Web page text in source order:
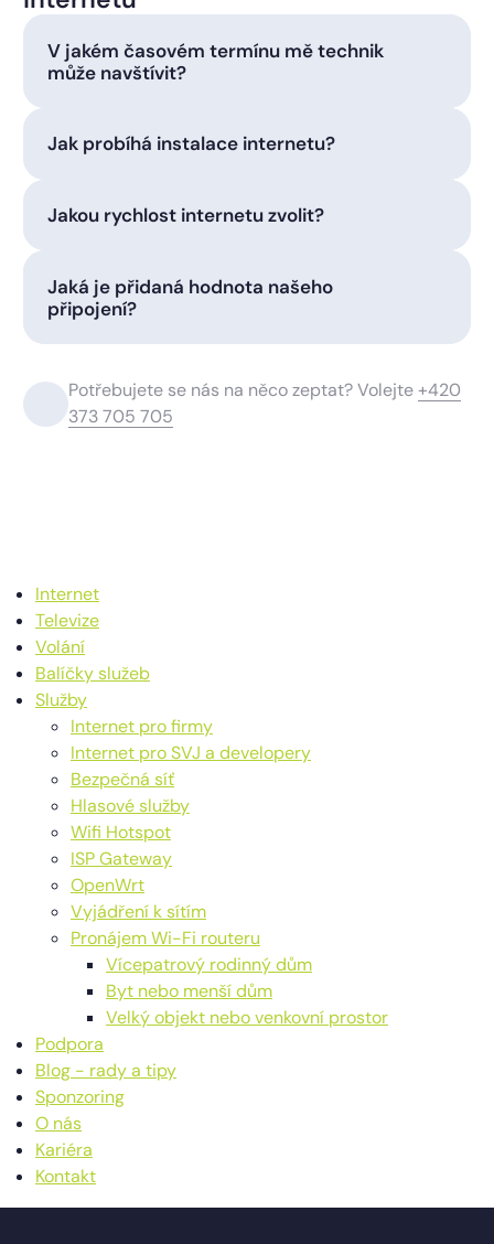
V jakém časovém termínu mě technik
může navštívit?
Jak probíhá instalace internetu?
Jakou rychlost internetu zvolit?
Jaká je přidaná hodnota našeho
připojení?
Potřebujete se nás na něco zeptat? Volejte+420
373 705 705
Internet
Televize
Volání
Balíčky služeb
Služby
Internet pro firmy
Internet pro SVJ a developery
Bezpečná síť
Hlasové služby
Wifi Hotspot
ISP Gateway
OpenWrt
Vyjádření k sítím
Pronájem Wi-Fi routeru
Vícepatrový rodinný dům
Byt nebo menší dům
Velký objekt nebo venkovní prostor
Podpora
Blog - rady a tipy
Sponzoring
O nás
Kariéra
Kontakt